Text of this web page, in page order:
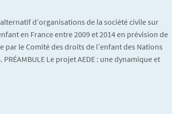
d’organisations de la société civile sur
en France entre 2009 et 2014 en prévision de
par le Comité des droits de l’enfant des Nations
Le projet AEDE : une dynamique et